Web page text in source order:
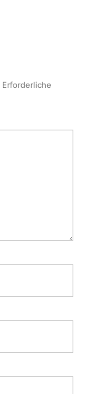
Erforderliche